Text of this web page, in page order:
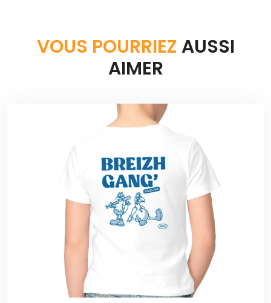
VOUS POURRIEZ AUSSI
AIMER